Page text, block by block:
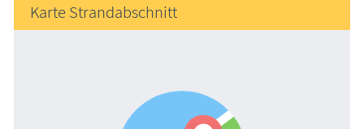
Karte Strandabschnitt